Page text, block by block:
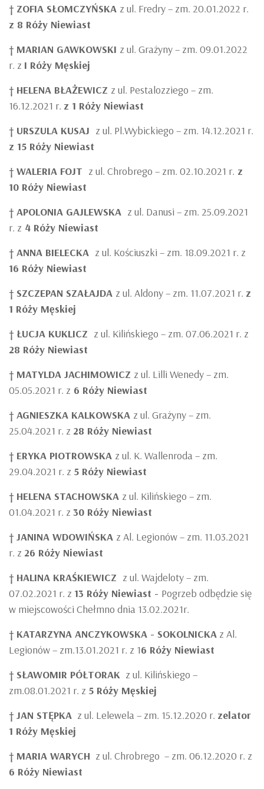
† ZOFIA SŁOMCZYŃSKA z ul. Fredry – zm. 20.01.2022 r.
z 8 Róży Niewiast
† MARIAN GAWKOWSKI z ul. Grażyny – zm. 09.01.2022
r. z I Róży Męskiej
† HELENA BŁAŻEWICZ z ul. Pestalozziego – zm.
16.12.2021 r. z 1 Róży Niewiast
† URSZULA KUSAJ z ul. Pl.Wybickiego – zm. 14.12.2021 r.
z 15 Róży Niewiast
† WALERIA FOJT z ul. Chrobrego – zm. 02.10.2021 r. z
10 Róży Niewiast
† APOLONIA GAJLEWSKA z ul. Danusi – zm. 25.09.2021
r. z 4 Róży Niewiast
† ANNA BIELECKA z ul. Kościuszki – zm. 18.09.2021 r. z
16 Róży Niewiast
† SZCZEPAN SZAŁAJDA z ul. Aldony – zm. 11.07.2021 r. z
1 Róży Męskiej
† ŁUCJA KUKLICZ z ul. Kilińskiego – zm. 07.06.2021 r. z
28 Róży Niewiast
† MATYLDA JACHIMOWICZ z ul. Lilli Wenedy – zm.
05.05.2021 r. z 6 Róży Niewiast
† AGNIESZKA KALKOWSKA z ul. Grażyny – zm.
25.04.2021 r. z 28 Róży Niewiast
† ERYKA PIOTROWSKA z ul. K. Wallenroda – zm.
29.04.2021 r. z 5 Róży Niewiast
† HELENA STACHOWSKA z ul. Kilińskiego – zm.
01.04.2021 r. z 30 Róży Niewiast
† JANINA WDOWIŃSKA z Al. Legionów – zm. 11.03.2021
r. z 26 Róży Niewiast
† HALINA KRAŚKIEWICZ z ul. Wajdeloty – zm.
07.02.2021 r. z 13 Róży Niewiast - Pogrzeb odbędzie się
w miejscowości Chełmno dnia 13.02.2021r.
† KATARZYNA ANCZYKOWSKA - SOKOLNICKA z Al.
Legionów – zm.13.01.2021 r. z 16 Róży Niewiast
† SŁAWOMIR PÓŁTORAK z ul. Kilińskiego –
zm.08.01.2021 r. z 5 Róży Męskiej
† JAN STĘPKA z ul. Lelewela – zm. 15.12.2020 r. zelator
1 Róży Męskiej
† MARIA WARYCH z ul. Chrobrego – zm. 06.12.2020 r. z
6 Róży Niewiast